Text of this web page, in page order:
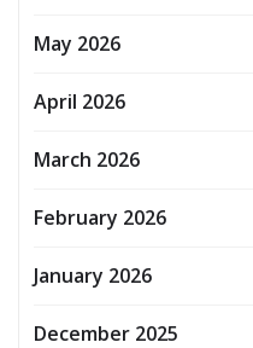
May 2026
April 2026
March 2026
February 2026
January 2026
December 2025